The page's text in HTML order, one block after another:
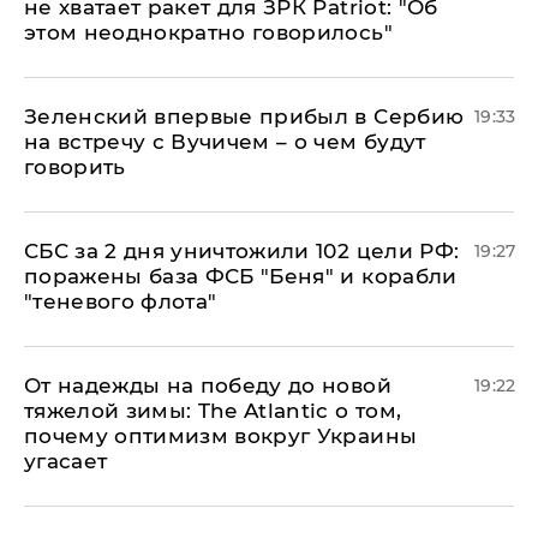
не хватает ракет для ЗРК Patriot: "Об
этом неоднократно говорилось"
Зеленский впервые прибыл в Сербию
на встречу с Вучичем – о чем будут
говорить
19:33
СБС за 2 дня уничтожили 102 цели РФ:
поражены база ФСБ "Беня" и корабли
"теневого флота"
19:27
От надежды на победу до новой
тяжелой зимы: The Atlantic о том,
почему оптимизм вокруг Украины
угасает
19:22